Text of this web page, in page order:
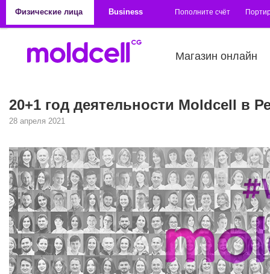
Физические лица
Business Пополните счёт
Магазин онлайн
20+1 год деятельности Moldcell в
28 апреля 2021